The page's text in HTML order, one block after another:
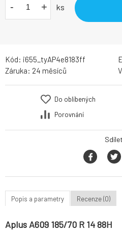
- + ks
Kód: i655_tyAP4e8183ff
Záruka: 24 měsíců
Do oblíbených
Porovnání
Sdílet
Popis a parametry Recenze (0)
Aplus A609 185/70 R 14 88H